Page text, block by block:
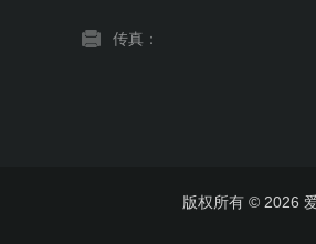
传真：
版权所有 © 2026